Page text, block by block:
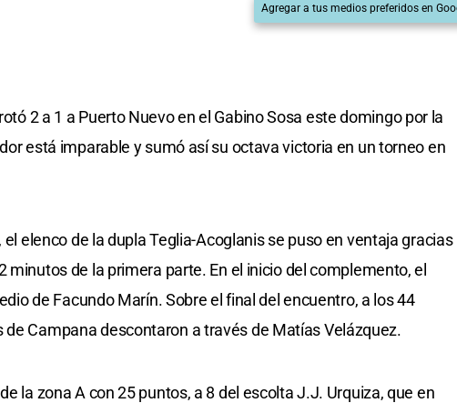
Agregar a tus medios preferidos en
2 a 1 a Puerto Nuevo en el Gabino Sosa este domingo por la
está imparable y sumó así su octava victoria en un torneo en
elenco de la dupla Teglia-Acoglanis se puso en ventaja gracias
minutos de la primera parte. En el inicio del complemento, el
de Facundo Marín. Sobre el final del encuentro, a los 44
Campana descontaron a través de Matías Velázquez.
la zona A con 25 puntos, a 8 del escolta J.J. Urquiza, que en